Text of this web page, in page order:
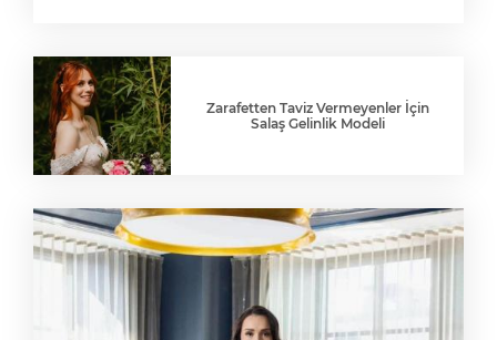
Zarafetten Taviz Vermeyenler İçin
Salaş Gelinlik Modeli